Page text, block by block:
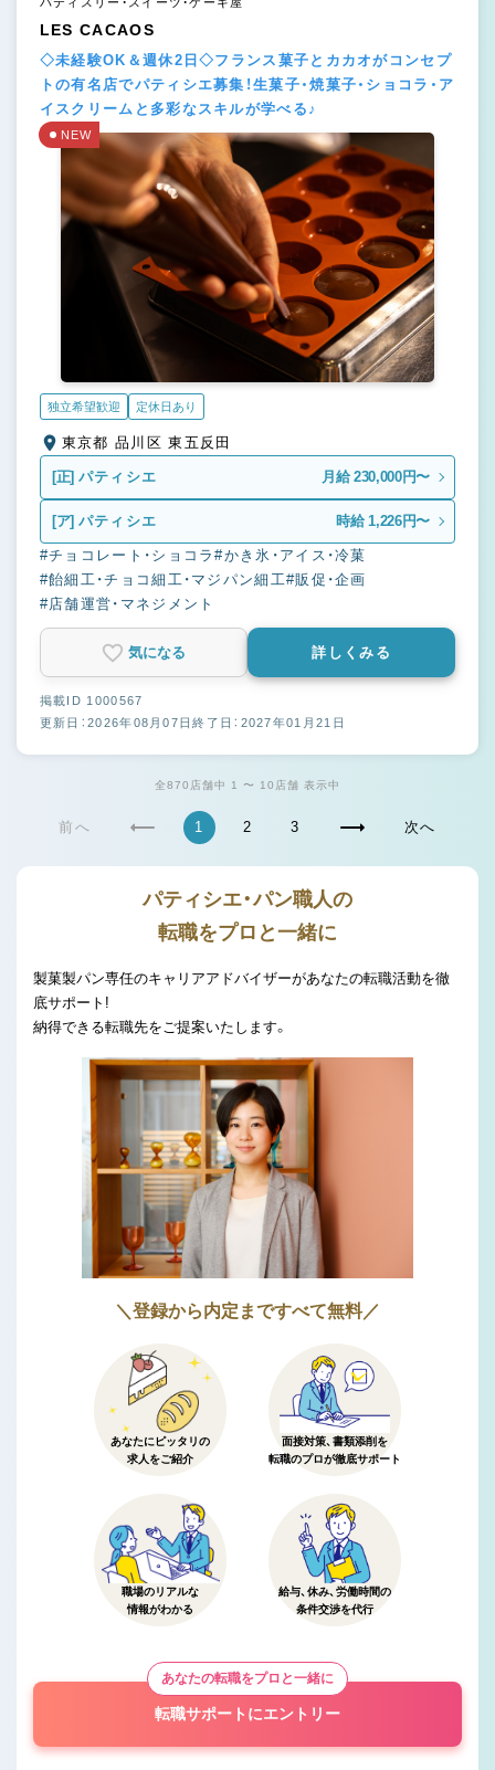
LES CACAOS
◇未経験OK＆週休2日◇フランス菓子とカカオがコンセプ
トの有名店でパティシエ募集！生菓子・焼菓子・ショコラ・ア
イスクリームと多彩なスキルが学べる♪
NEW
独立希望歓迎 定休日あり
東京都 品川区 東五反田
[正] パティシエ 月給 230,000円〜
[ア] パティシエ 時給 1,226円〜
#チョコレート・ショコラ#かき氷・アイス・冷菓
#飴細工・チョコ細工・マジパン細工#販促・企画
#店舗運営・マネジメント
気になる 詳しくみる
掲載ID 1000567
更新日：2026年08月07日終了日：2027年01月21日
全870店舗中 1 〜 10店舗 表示中
前へ 1 2 3 次へ
パティシエ・パン職人の
転職をプロと一緒に
製菓製パン専任のキャリアアドバイザーがあなたの転職活動を徹
底サポート!
納得できる転職先をご提案いたします。
＼登録から内定まですべて無料／
あなたにピッタリの
求人をご紹介
面接対策、書類添削を
転職のプロが徹底サポート
職場のリアルな
情報がわかる
給与、休み、労働時間の
条件交渉を代行
あなたの転職をプロと一緒に
転職サポートにエントリー